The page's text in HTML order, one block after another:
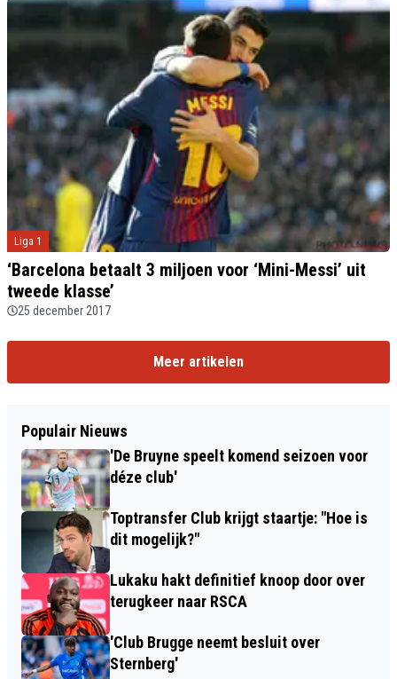
Liga 1
‘Barcelona betaalt 3 miljoen voor ‘Mini-Messi’ uit
tweede klasse’
25 december 2017
Meer artikelen
Populair Nieuws
'De Bruyne speelt komend seizoen voor
déze club'
Toptransfer Club krijgt staartje: "Hoe is
dit mogelijk?"
Lukaku hakt definitief knoop door over
terugkeer naar RSCA
'Club Brugge neemt besluit over
Sternberg'